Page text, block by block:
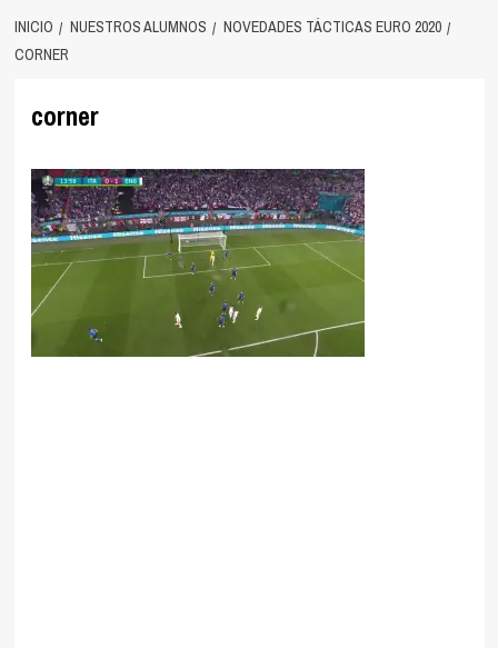
INICIO NUESTROS ALUMNOS
NOVEDADES TÁCTICAS EURO 2020
CORNER
corner